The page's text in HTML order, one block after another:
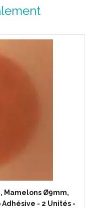
Mamelons Ø9mm,
- 2 Unités -